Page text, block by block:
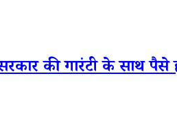
की गारंटी के साथ